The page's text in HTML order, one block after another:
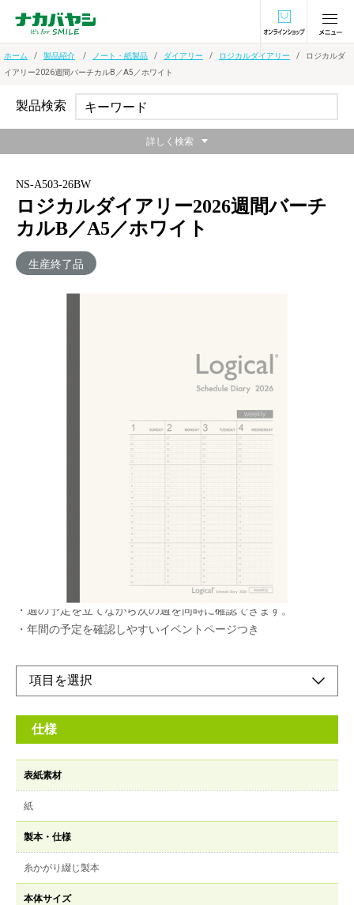
オンラインショ
ホーム 製品紹介 ノート・紙製品 ダイアリー ロジカルダイアリー
ロジカルダ
イアリー2026週間バーチカルB／A5／ホワイト
NS-A503-26BW
ロジカルダイアリー2026週間バーチ
カルB／A5／ホワイト
生産終了品
ウィークリー見開き1週間+翌週表示！ カレンダー
と同じ日曜始まりのバーチカル
・カレンダーとリンクさせるのに便利な日曜始まりの週間バーチ
・週の予定を立てながら次の週を同時に確認できます。
・年間の予定を確認しやすいイベントページつき
仕様
表紙素材
紙
製本・仕様
糸かがり綴じ製本
本体サイズ
製品検索
詳しく検索